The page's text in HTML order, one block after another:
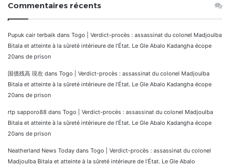
Commentaires récents
Pupuk cair terbaik dans Togo | Verdict-procès : assassinat du colonel Madjoulba
Bitala et atteinte à la sûreté intérieure de l’État. Le Gle Abalo Kadangha écope
20ans de prison
国債残高 現在 dans Togo | Verdict-procès : assassinat du colonel Madjoulba
Bitala et atteinte à la sûreté intérieure de l’État. Le Gle Abalo Kadangha écope
20ans de prison
rtp sapporo88 dans Togo | Verdict-procès : assassinat du colonel Madjoulba
Bitala et atteinte à la sûreté intérieure de l’État. Le Gle Abalo Kadangha écope
20ans de prison
Neatherland News Today dans Togo | Verdict-procès : assassinat du colonel
Madjoulba Bitala et atteinte à la sûreté intérieure de l’État. Le Gle Abalo